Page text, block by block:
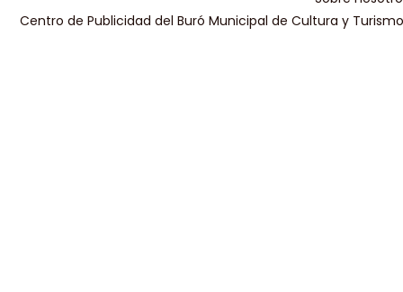
Centro de Publicidad del Buró Municipal de Cultura y